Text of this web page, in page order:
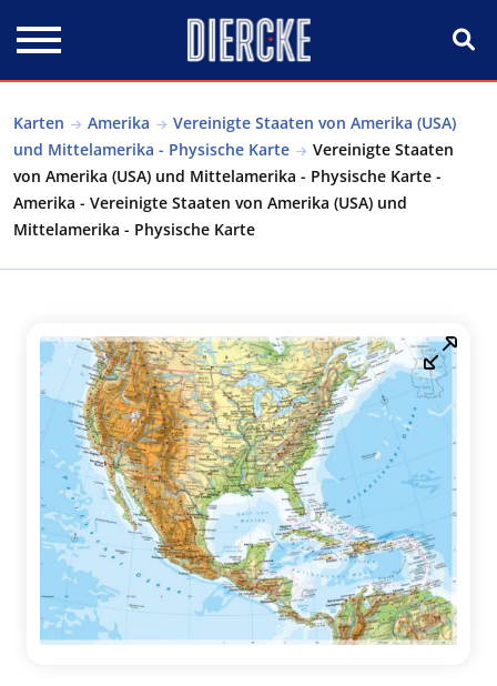
Karten Amerika
Vereinigte Staaten von Amerika (USA)
und Mittelamerika - Physische Karte
Vereinigte Staaten
von Amerika (USA) und Mittelamerika - Physische Karte -
Amerika - Vereinigte Staaten von Amerika (USA) und
Mittelamerika - Physische Karte